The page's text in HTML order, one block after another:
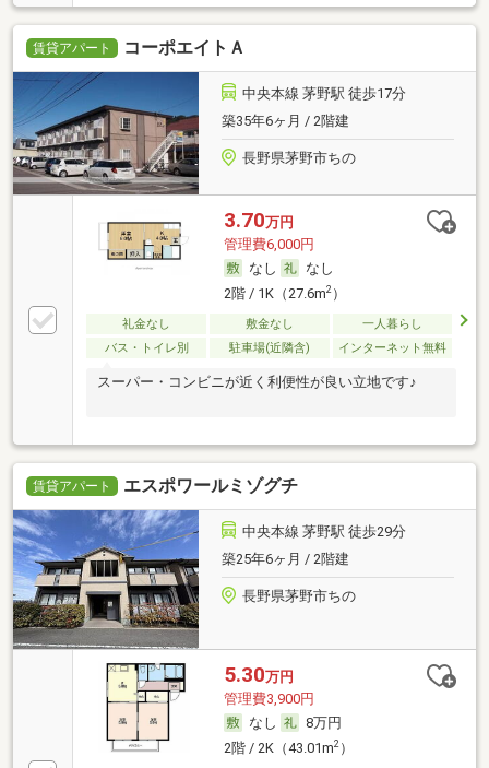
賃貸アパート コーポエイトＡ
中央本線 茅野駅 徒歩17分
築35年6ヶ月 / 2階建
長野県茅野市ちの
3.70万円
管理費6,000円
なし
なし
2階 / 1K（27.6m2）
礼金なし 敷金なし
一人暮らし
バス・トイレ別
駐車場(近隣含) インターネット無料
スーパー・コンビニが近く利便性が良い立地です♪
賃貸アパート エスポワールミゾグチ
中央本線 茅野駅 徒歩29分
築25年6ヶ月 / 2階建
長野県茅野市ちの
5.30万円
管理費3,900円
なし
8万円
2階 / 2K（43.01m2）